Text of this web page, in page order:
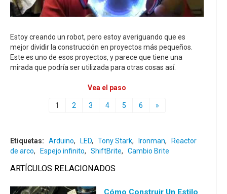
Estoy creando un robot, pero estoy averiguando que es
mejor dividir la construcción en proyectos más pequeños.
Este es uno de esos proyectos, y parece que tiene una
mirada que podría ser utilizada para otras cosas así.
Vea el paso
1 2 3 4 5 6 »
Etiquetas: Arduino, LED, Tony Stark, Ironman,
Reactor
de arco, Espejo infinito, ShiftBrite, Cambio Brite
ARTÍCULOS RELACIONADOS
Cómo Construir Un Estilo